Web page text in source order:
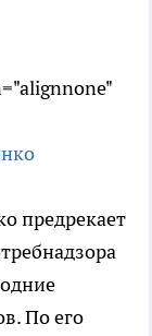
предрекает
По его